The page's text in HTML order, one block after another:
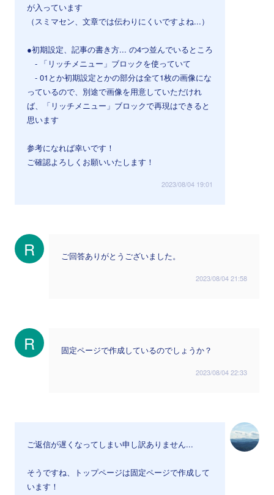
が入っています
（スミマセン、文章では伝わりにくいですよね...）
●初期設定、記事の書き方... の4つ並んでいるところ
- 「リッチメニュー」ブロックを使っていて
- 01とか初期設定とかの部分は全て1枚の画像にな
っているので、別途で画像を用意していただけれ
ば、「リッチメニュー」ブロックで再現はできると
思います
参考になれば幸いです！
ご確認よろしくお願いいたします！
2023/08/04 19:01
R ご回答ありがとうございました。
2023/08/04 21:58
R 固定ページで作成しているのでしょうか？
2023/08/04 22:33
ご返信が遅くなってしまい申し訳ありません...
そうですね、トップページは固定ページで作成して
います！